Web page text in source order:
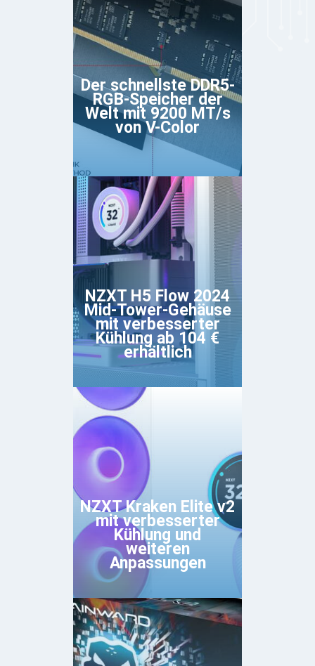
Der schnellste DDR5-
RGB-Speicher der
Welt mit 9200 MT/s
von V-Color
NZXT H5 Flow 2024
Mid-Tower-Gehäuse
mit verbesserter
Kühlung ab 104 €
erhältlich
NZXT Kraken Elite v2
mit verbesserter
Kühlung und
weiteren
Anpassungen